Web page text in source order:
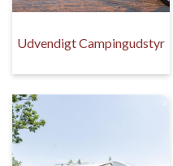
Udvendigt Campingudstyr